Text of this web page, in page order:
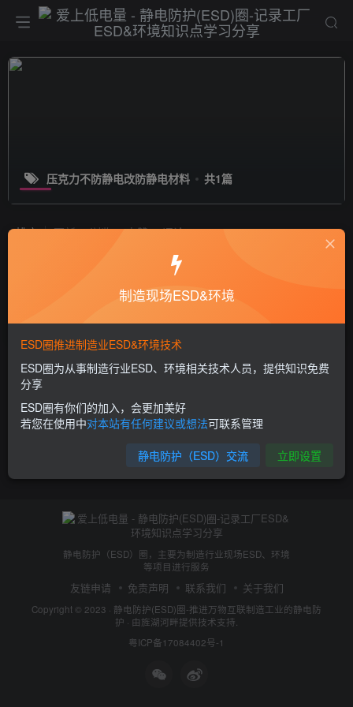
压克力不防静电改防静电材料 共1篇
排序 更新 浏览 点赞 评论
ESD改善：压克力板材料防静电的改
现场改善
6年前 2.2W+
静电防护（ESD）圈，主要为制造行业现场ESD、环境
等项目进行服务
友链申请 免责声明 联系我们 关于我们
Copyright © 2023 · 静电防护(ESD)圈-推进万物互联制造工业的静电防
护 · 由旌湖河畔提供技术支持.
粤ICP备17084402号-1
制造现场ESD&环境
ESD圈推进制造业ESD&环境技术
ESD圈为从事制造行业ESD、环境相关技术人员，提供知识免费
分享
ESD圈有你们的加入，会更加美好
若您在使用中对本站有任何建议或想法可联系管理
静电防护（ESD）交流 立即设置